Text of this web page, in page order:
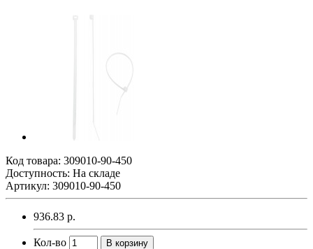
Код товара: 309010-90-450
Доступность: На складе
Артикул: 309010-90-450
936.83 р.
Кол-во В корзину